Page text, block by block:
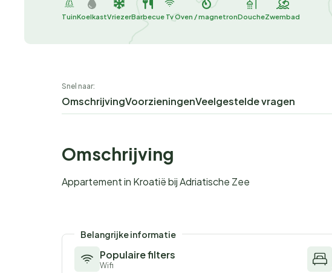
TuinKoelkastVriezerBarbecue TvOven / magnetronDoucheZwembad
Snel naar:
OmschrijvingVoorzieningenVeelgestelde vragen
Omschrijving
Appartement in Kroatië bij Adriatische Zee
Belangrijke informatie
Populaire filters
Wifi